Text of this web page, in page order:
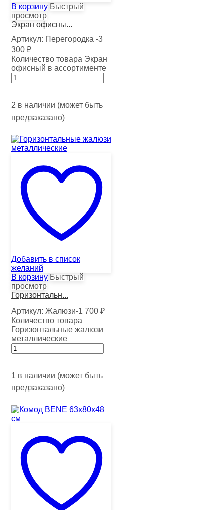
В корзину Быстрый
просмотр
Экран офисны...
Артикул: Перегородка -3
300 ₽
Количество товара Экран
офисный в ассортименте
2 в наличии (может быть
предзаказано)
Добавить в список
желаний
В корзину Быстрый
просмотр
Горизонтальн...
Артикул: Жалюзи-1 700 ₽
Количество товара
Горизонтальные жалюзи
металлические
1 в наличии (может быть
предзаказано)